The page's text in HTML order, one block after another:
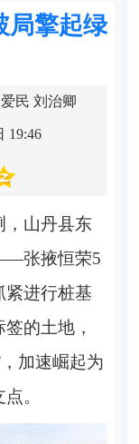
局擎起绿
民 刘治卿
19:46
，山丹县东
张掖恒荣5
紧进行桩基
的土地，
加速崛起为
。